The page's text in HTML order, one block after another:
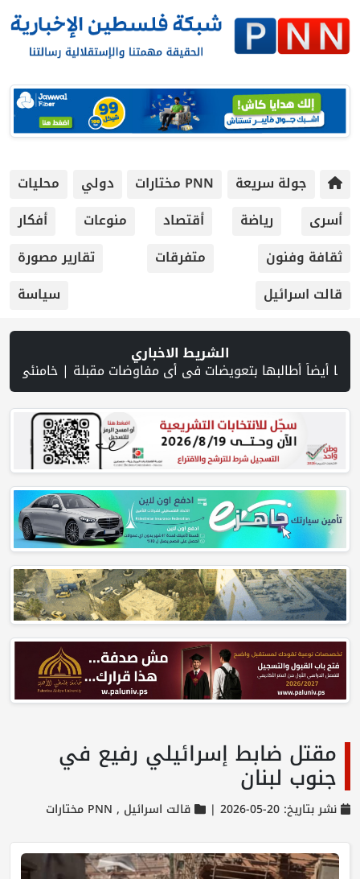
جولة سريعة PNN مختارات دولي
محليات
أسرى
رياضة أقتصاد منوعات
أفكار
ثقافة وفنون
متفرقات
تقارير مصورة
قالت اسرائيل
سياسة
الشريط الاخباري
الإيرانية | مستعمرون يجرفون أراضي في قرية سالم شرق نابلس | مستعمرون يعتدون على مواطنين وممتلكاتهم في الأغوار
مقتل ضابط إسرائيلي رفيع في
جنوب لبنان
نشر بتاريخ: 20-05-2026 | قالت اسرائيل , PNN مختارات